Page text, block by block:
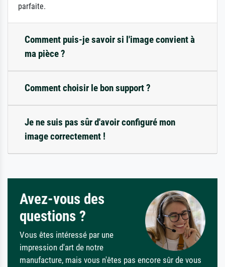
parfaite.
Comment puis-je savoir si l'image convient à
ma pièce ?
Comment choisir le bon support ?
Je ne suis pas sûr d'avoir configuré mon
image correctement !
Avez-vous des
questions ?
Vous êtes intéressé par une
impression d'art de notre
manufacture, mais vous n'êtes pas encore sûr de vous